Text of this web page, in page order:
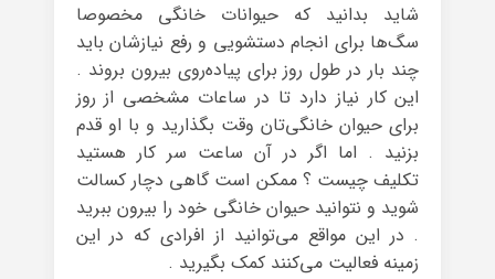
شاید بدانید که حیوانات خانگی مخصوصا
سگ‌ها برای انجام دستشویی و رفع نیازشان باید
چند بار در طول روز برای پیاده‌روی بیرون بروند .
این کار نیاز دارد تا در ساعات مشخصی از روز
برای حیوان خانگی‌تان وقت بگذارید و با او قدم
بزنید . اما اگر در آن ساعت سر کار هستید
تکلیف چیست ؟ ممکن است گاهی دچار کسالت
شوید و نتوانید حیوان خانگی خود را بیرون ببرید
. در این مواقع می‌توانید از افرادی که در این
زمینه فعالیت می‌کنند کمک بگیرید .